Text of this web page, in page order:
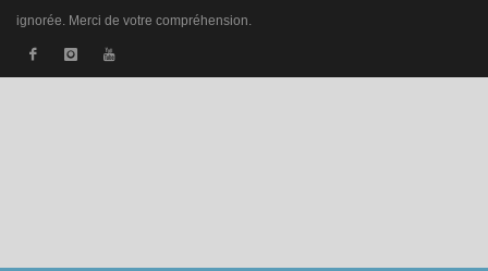
ignorée. Merci de votre compréhension.